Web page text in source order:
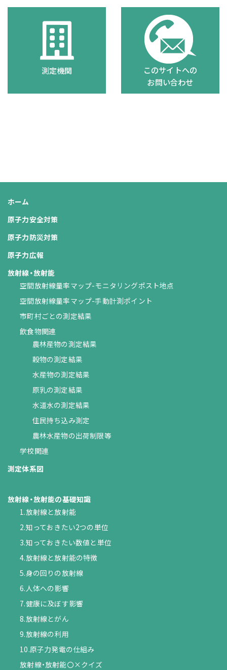
測定機関
このサイトへの
お問い合わせ
ホーム
原子力安全対策
原子力防災対策
原子力広報
放射線・放射能
空間放射線量率マップ-モニタリングポスト地点
空間放射線量率マップ-手動計測ポイント
市町村ごとの測定結果
飲食物関連
農林産物の測定結果
穀物の測定結果
水産物の測定結果
原乳の測定結果
水道水の測定結果
住民持ち込み測定
農林水産物の出荷制限等
学校関連
測定体系図
放射線・放射能の基礎知識
1.放射線と放射能
2.知っておきたい2つの単位
3.知っておきたい数値と単位
4.放射線と放射能の特徴
5.身の回りの放射線
6.人体への影響
7.健康に及ぼす影響
8.放射線とがん
9.放射線の利用
10.原子力発電の仕組み
放射線・放射能〇×クイズ